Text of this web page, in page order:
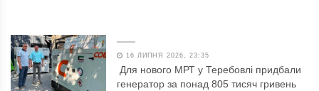
16 ЛИПНЯ 2026, 23:35
Для нового МРТ у Теребовлі придбали
генератор за понад 805 тисяч гривень